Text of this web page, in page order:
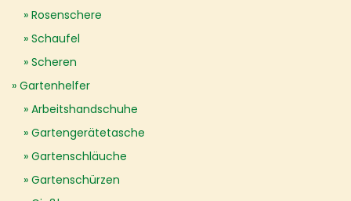
Rosenschere
Schaufel
Scheren
Gartenhelfer
Arbeitshandschuhe
Gartengerätetasche
Gartenschläuche
Gartenschürzen